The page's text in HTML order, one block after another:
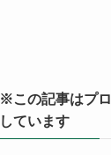
※この記事はプ
しています